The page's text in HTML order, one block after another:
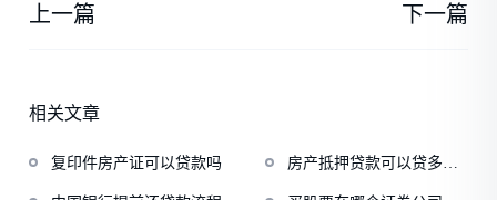
上一篇 下一篇
相关文章
复印件房产证可以贷款吗
房产抵押贷款可以贷多少